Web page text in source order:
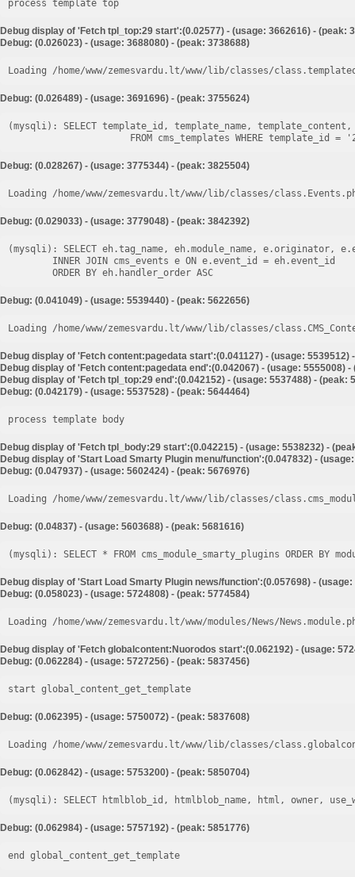
process template top
Debug display of 'Fetch tpl_top:29 start':(0.02577) - (usage: 3662616) - (peak:
Debug: (0.026023) - (usage: 3688080) - (peak: 3738688)
Loading /home/www/zemesvardu.lt/www/lib/classes/
Debug: (0.026489) - (usage: 3691696) - (peak: 3755624)
(mysqli): SELECT template_id, template_name,
Debug: (0.028267) - (usage: 3775344) - (peak: 3825504)
Loading /home/www/zemesvardu.lt/www/lib/classes/
Debug: (0.029033) - (usage: 3779048) - (peak: 3842392)
(mysqli): SELECT eh.tag_name, eh.module_name, e.originator,
Debug: (0.041049) - (usage: 5539440) - (peak: 5622656)
Loading /home/www/zemesvardu.lt/www/lib/classes/
Debug display of 'Fetch content:pagedata start':(0.041127) - (usage: 5539512)
Debug display of 'Fetch content:pagedata end':(0.042067) - (usage: 5555008) -
Debug display of 'Fetch tpl_top:29 end':(0.042152) - (usage: 5537488) - (peak:
Debug: (0.042179) - (usage: 5537528) - (peak: 5644464)
process template body
Debug display of 'Fetch tpl_body:29 start':(0.042215) - (usage: 5538232) -
Debug display of 'Start Load Smarty Plugin menu/function':(0.047832) -
Debug: (0.047937) - (usage: 5602424) - (peak: 5676976)
Loading /home/www/zemesvardu.lt/www/lib/classes/
Debug: (0.04837) - (usage: 5603688) - (peak: 5681616)
Debug display of 'Start Load Smarty Plugin news/function':(0.057698) -
Debug: (0.058023) - (usage: 5724808) - (peak: 5774584)
Loading /home/www/zemesvardu.lt/www/modules/News/
Debug display of 'Fetch globalcontent:Nuorodos start':(0.062192) - (usage:
Debug: (0.062284) - (usage: 5727256) - (peak: 5837456)
start global_content_get_template
Debug: (0.062395) - (usage: 5750072) - (peak: 5837608)
Loading /home/www/zemesvardu.lt/www/lib/classes/
Debug: (0.062842) - (usage: 5753200) - (peak: 5850704)
Debug: (0.062984) - (usage: 5757192) - (peak: 5851776)
end global_content_get_template